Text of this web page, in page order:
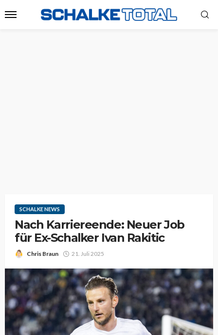
SCHALKE NEWS
Nach Karriereende: Neuer Job
für Ex-Schalker Ivan Rakitic
Chris Braun 21. Juli 2025